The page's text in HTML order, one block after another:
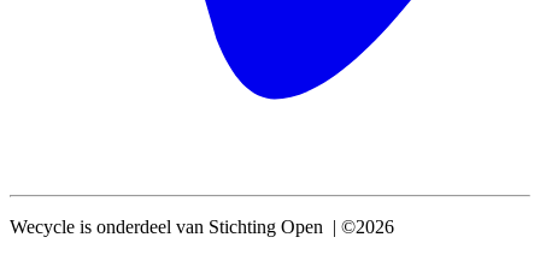
Wecycle is onderdeel van Stichting Open | ©2026